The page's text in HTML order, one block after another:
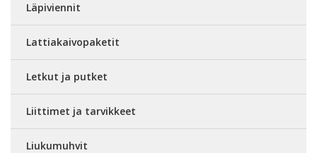
Läpiviennit
Lattiakaivopaketit
Letkut ja putket
Liittimet ja tarvikkeet
Liukumuhvit